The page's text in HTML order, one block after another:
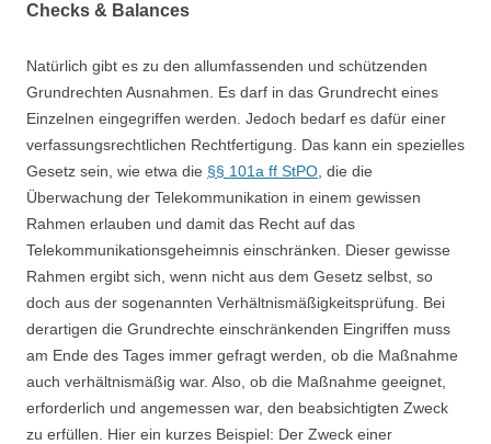
Checks & Balances
Natürlich gibt es zu den allumfassenden und schützenden
Grundrechten Ausnahmen. Es darf in das Grundrecht eines
Einzelnen eingegriffen werden. Jedoch bedarf es dafür einer
verfassungsrechtlichen Rechtfertigung. Das kann ein spezielles
Gesetz sein, wie etwa die §§ 101a ff StPO , die die
Überwachung der Telekommunikation in einem gewissen
Rahmen erlauben und damit das Recht auf das
Telekommunikationsgeheimnis einschränken. Dieser gewisse
Rahmen ergibt sich, wenn nicht aus dem Gesetz selbst, so
doch aus der sogenannten Verhältnismäßigkeitsprüfung. Bei
derartigen die Grundrechte einschränkenden Eingriffen muss
am Ende des Tages immer gefragt werden, ob die Maßnahme
auch verhältnismäßig war. Also, ob die Maßnahme geeignet,
erforderlich und angemessen war, den beabsichtigten Zweck
zu erfüllen. Hier ein kurzes Beispiel: Der Zweck einer